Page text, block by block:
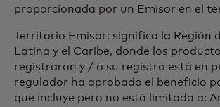
proporcionada por un Emisor en el
Territorio Emisor: significa la Región
Latina y el Caribe, donde los
registraron y / o su registro está en
regulador ha aprobado el beneficio
que incluye pero no está limitada a: